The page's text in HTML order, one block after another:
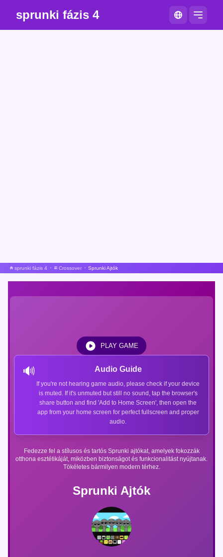
sprunki fázis 4
sprunki fázis 4 Crossover Sprunki Ajtók
Sprunki Ajtók
Fedezze fel a stílusos és tartós Sprunki ajtókat, amelyek fokozzák
otthona esztétikáját, miközben biztonságot és funkcionalitást nyújtanak.
Tökéletes bármilyen modern térhez.
🔊 Audio Guide
If you're not hearing game audio, please check if your device
is muted. If it's unmuted but still no sound, tap the browser's
share button and find 'Add to Home Screen', then open the
app from your home screen for perfect fullscreen and proper
audio.
PLAY GAME